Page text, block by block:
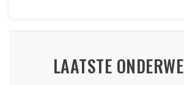
LAATSTE